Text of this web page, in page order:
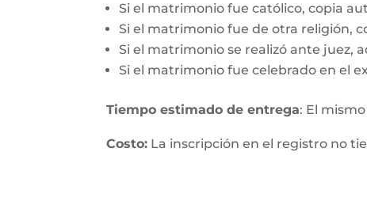
Si el matrimonio fue católico, copia
Si el matrimonio fue de otra religión,
Si el matrimonio se realizó ante juez,
Si el matrimonio fue celebrado en el
Tiempo estimado de entrega: El
Costo: La inscripción en el registro no